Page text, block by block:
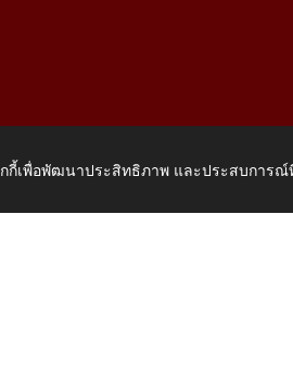
กกี้เพื่อพัฒนาประสิทธิภาพ และประสบการ